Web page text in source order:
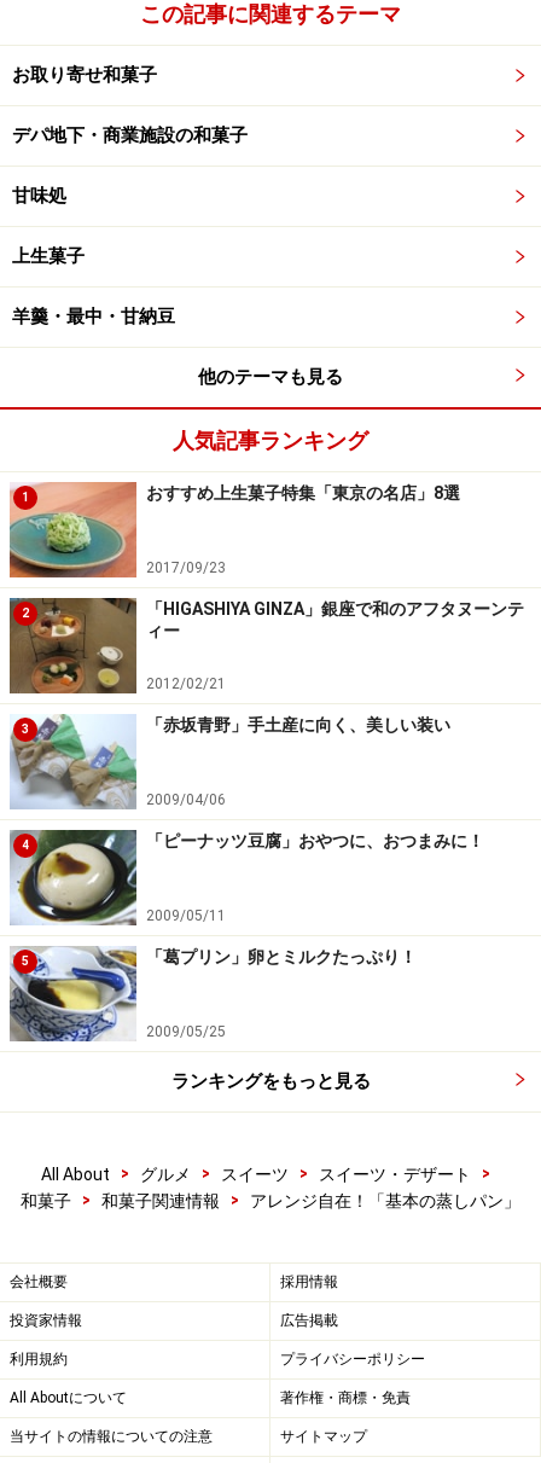
この記事に関連するテーマ
お取り寄せ和菓子
デパ地下・商業施設の和菓子
甘味処
上生菓子
羊羹・最中・甘納豆
他のテーマも見る
人気記事ランキング
1 おすすめ上生菓子特集「東京の名店」8選
2017/09/23
2
「HIGASHIYA GINZA」銀座で和のアフタヌーンテ
ィー
2012/02/21
3 「赤坂青野」手土産に向く、美しい装い
2009/04/06
4 「ピーナッツ豆腐」おやつに、おつまみに！
2009/05/11
5 「葛プリン」卵とミルクたっぷり！
2009/05/25
ランキングをもっと見る
All About > グルメ > スイーツ > スイーツ・デザート
>
和菓子
> 和菓子関連情報 > アレンジ自在！「基本の蒸しパン」
会社概要 採用情報
投資家情報 広告掲載
利用規約 プライバシーポリシー
All Aboutについて 著作権・商標・免責
当サイトの情報についての注意 サイトマップ